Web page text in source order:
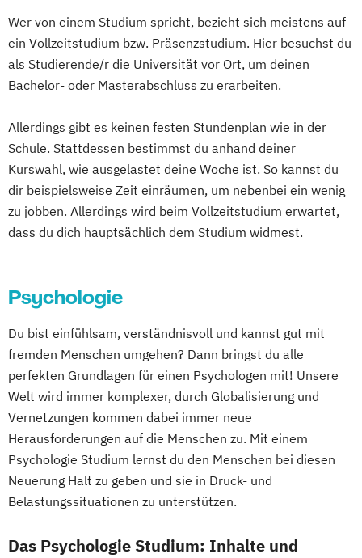
Systemisches Coaching
MSc Systemische Therapie & Systemische
Beratung
MSc Verhaltenspsychologie und
MSc Vertriebspsychologie und
Wer von einem Studium spricht, bezieht sich meistens auf
ein Vollzeitstudium bzw. Präsenzstudium. Hier besuchst du
als Studierende/r die Universität vor Ort, um deinen
Bachelor- oder Masterabschluss zu erarbeiten.
Allerdings gibt es keinen festen Stundenplan wie in der
Schule. Stattdessen bestimmst du anhand deiner
Kurswahl, wie ausgelastet deine Woche ist. So kannst du
dir beispielsweise Zeit einräumen, um nebenbei ein wenig
zu jobben. Allerdings wird beim Vollzeitstudium erwartet,
dass du dich hauptsächlich dem Studium widmest.
Psychologie
Du bist einfühlsam, verständnisvoll und kannst gut mit
fremden Menschen umgehen? Dann bringst du alle
perfekten Grundlagen für einen Psychologen mit! Unsere
Welt wird immer komplexer, durch Globalisierung und
Vernetzungen kommen dabei immer neue
Herausforderungen auf die Menschen zu. Mit einem
Psychologie Studium lernst du den Menschen bei diesen
Neuerung Halt zu geben und sie in Druck- und
Belastungssituationen zu unterstützen.
Das Psychologie Studium: Inhalte und